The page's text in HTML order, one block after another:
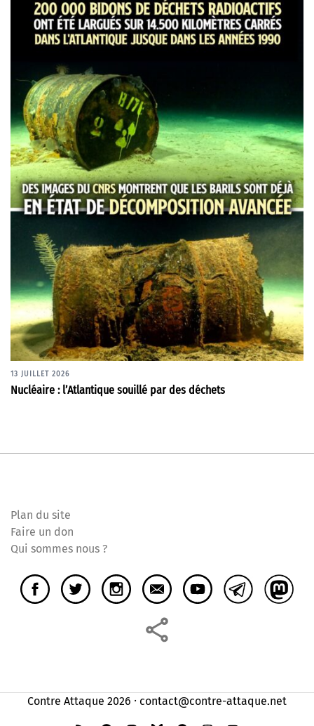
13 JUILLET 2026
Nucléaire : l’Atlantique souillé par des déchets
Plan du site
Faire un don
Qui sommes nous ?
Contre Attaque 2026 ⸱ contact@contre-attaque.net